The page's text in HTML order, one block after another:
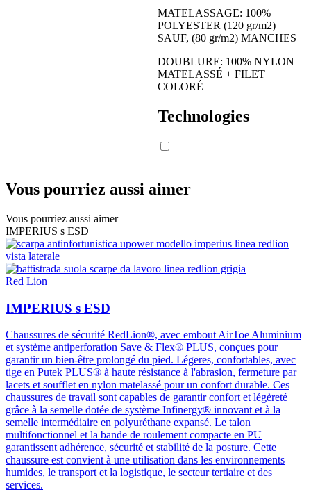
MATELASSAGE: 100%
POLYESTER (120 gr/m2)
SAUF, (80 gr/m2) MANCHES
DOUBLURE: 100% NYLON
MATELASSÉ + FILET
COLORÉ
Technologies
Vous pourriez aussi aimer
Vous pourriez aussi aimer
IMPERIUS s ESD
Red Lion
IMPERIUS s ESD
Chaussures de sécurité RedLion®, avec embout AirToe Aluminium
et système antiperforation Save & Flex® PLUS, conçues pour
garantir un bien-être prolongé du pied. Légeres, confortables, avec
tige en Putek PLUS® à haute résistance à l'abrasion, fermeture par
lacets et soufflet en nylon matelassé pour un confort durable. Ces
chaussures de travail sont capables de garantir confort et légèreté
grâce à la semelle dotée de système Infinergy® innovant et à la
semelle intermédiaire en polyuréthane expansé. Le talon
multifonctionnel et la bande de roulement compacte en PU
garantissent adhérence, sécurité et stabilité de la posture. Cette
chaussure est convient à une utilisation dans les environnements
humides, le transport et la logistique, le secteur tertiaire et des
services.